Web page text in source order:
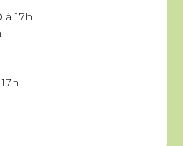
à 17h